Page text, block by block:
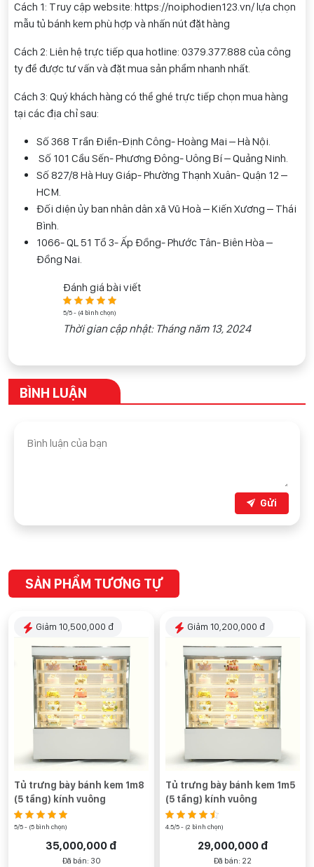
Cách 1: Truy cập website: https://noiphodien123.vn/ lựa chọn
mẫu tủ bánh kem phù hợp và nhấn nút đặt hàng
Cách 2: Liên hệ trực tiếp qua hotline: 0379.377.888 của công
ty để được tư vấn và đặt mua sản phẩm nhanh nhất.
Cách 3: Quý khách hàng có thể ghé trực tiếp chọn mua hàng
tại các địa chỉ sau:
Số 368 Trần Điền-Định Công- Hoàng Mai – Hà Nội.
Số 101 Cầu Sến- Phương Đông- Uông Bí – Quảng Ninh.
Số 827/8 Hà Huy Giáp- Phường Thạnh Xuân- Quận 12 –
HCM.
Đối diện ủy ban nhân dân xã Vũ Hoà – Kiến Xương – Thái
Bình.
1066- QL 51 Tổ 3- Ấp Đồng- Phước Tân- Biên Hòa –
Đồng Nai.
Đánh giá bài viết
5/5 - (4 bình chọn)
Thời gian cập nhật: Tháng năm 13, 2024
BÌNH LUẬN
Gửi
SẢN PHẨM TƯƠNG TỰ
Giảm 10,500,000 đ
Tủ trưng bày bánh kem 1m8
(5 tầng) kính vuông
5/5 - (5 bình chọn)
35,000,000 đ
Đã bán: 30
Giảm 10,200,000 đ
Tủ trưng bày bánh kem 1m5
(5 tầng) kính vuông
4.5/5 - (2 bình chọn)
29,000,000 đ
Đã bán: 22